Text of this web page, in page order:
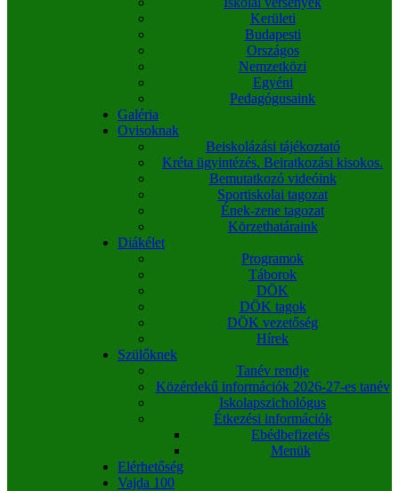
Kerületi
Budapesti
Országos
Nemzetközi
Egyéni
Pedagógusaink
Galéria
Ovisoknak
Beiskolázási tájékoztató
Kréta ügyintézés. Beiratkozási kisokos.
Bemutatkozó videóink
Sportiskolai tagozat
Ének-zene tagozat
Körzethatáraink
Diákélet
Programok
Táborok
DÖK
DÖK tagok
DÖK vezetőség
Hírek
Szülőknek
Tanév rendje
Közérdekű információk 2026-27-es tanév
Iskolapszichológus
Étkezési információk
Ebédbefizetés
Menük
Elérhetőség
Vajda 100